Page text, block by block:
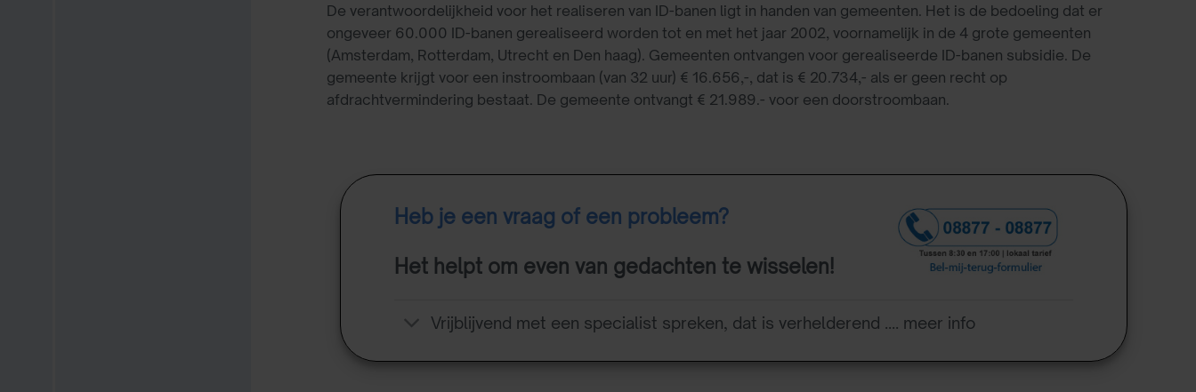
De verantwoordelijkheid voor het realiseren van ID-banen ligt in handen van gemeenten. Het is de bedoeling dat er
ongeveer 60.000 ID-banen gerealiseerd worden tot en met het jaar 2002, voornamelijk in de 4 grote gemeenten
(Amsterdam, Rotterdam, Utrecht en Den haag). Gemeenten ontvangen voor gerealiseerde ID-banen subsidie. De
gemeente krijgt voor een instroombaan (van 32 uur) € 16.656,-, dat is € 20.734,- als er geen recht op
afdrachtvermindering bestaat. De gemeente ontvangt € 21.989.- voor een doorstroombaan.
Heb je een vraag of een probleem?
Het helpt om even van gedachten te wisselen!
Vrijblijvend met een specialist spreken, dat is verhelderend .... meer info